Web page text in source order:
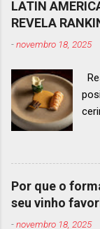
LATIN
REVELA
-novembro 18, 2025
Por que o
seu vinho
-novembro 18, 2025